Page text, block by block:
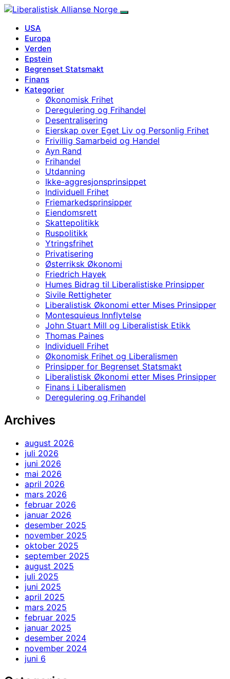
USA
Europa
Verden
Epstein
Begrenset Statsmakt
Finans
Kategorier
Økonomisk Frihet
Deregulering og Frihandel
Desentralisering
Eierskap over Eget Liv og Personlig Frihet
Frivillig Samarbeid og Handel
Ayn Rand
Frihandel
Utdanning
Ikke-aggresjonsprinsippet
Individuell Frihet
Friemarkedsprinsipper
Eiendomsrett
Skattepolitikk
Ruspolitikk
Ytringsfrihet
Privatisering
Østerriksk Økonomi
Friedrich Hayek
Humes Bidrag til Liberalistiske Prinsipper
Sivile Rettigheter
Liberalistisk Økonomi etter Mises Prinsipper
Montesquieus Innflytelse
John Stuart Mill og Liberalistisk Etikk
Thomas Paines
Individuell Frihet
Økonomisk Frihet og Liberalismen
Prinsipper for Begrenset Statsmakt
Liberalistisk Økonomi etter Mises Prinsipper
Finans i Liberalismen
Deregulering og Frihandel
Archives
august 2026
juli 2026
juni 2026
mai 2026
april 2026
mars 2026
februar 2026
januar 2026
desember 2025
november 2025
oktober 2025
september 2025
august 2025
juli 2025
juni 2025
april 2025
mars 2025
februar 2025
januar 2025
desember 2024
november 2024
juni 6